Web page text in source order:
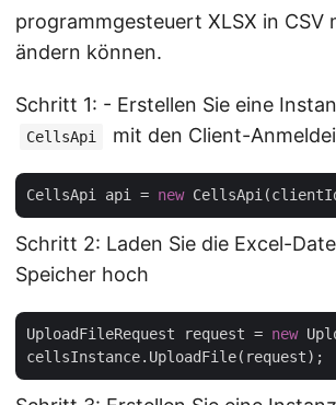
programmgesteuert XLSX in CSV
ändern können.
Schritt 1: - Erstellen Sie eine
CellsApi mit den Client-
CellsApi api = new
Schritt 2: Laden Sie die Excel-
Speicher hoch
UploadFileRequest request = new